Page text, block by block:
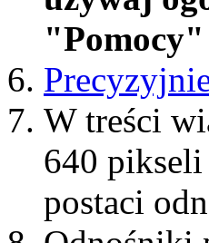
W treści
640
postaci